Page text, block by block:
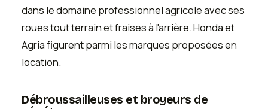
dans le domaine professionnel agricole avec ses
roues tout terrain et fraises à l'arrière. Honda et
Agria figurent parmi les marques proposées en
location.
Débroussailleuses et broyeurs de